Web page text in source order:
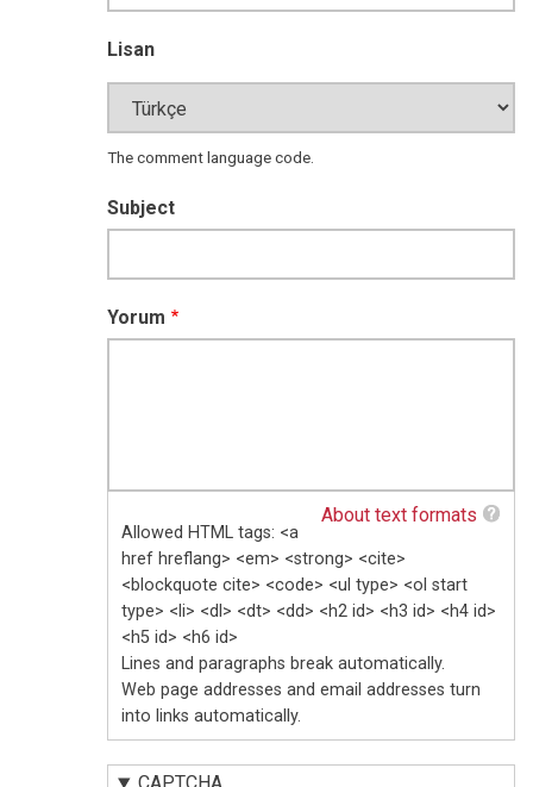
Lisan
The comment language code.
Subject
Yorum
About text formats
Allowed HTML tags: <a
href hreflang> <em> <strong> <cite>
<blockquote cite> <code> <ul type> <ol start
type> <li> <dl> <dt> <dd> <h2 id> <h3 id> <h4 id>
<h5 id> <h6 id>
Lines and paragraphs break automatically.
Web page addresses and email addresses turn
into links automatically.